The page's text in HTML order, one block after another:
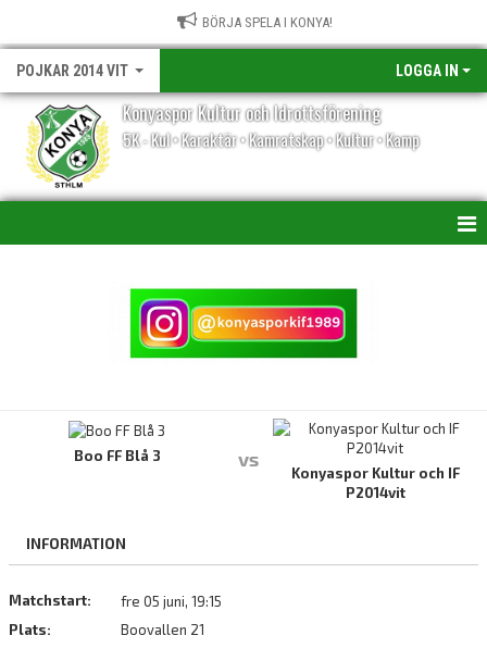
BÖRJA SPELA I KONYA!
POJKAR 2014 VIT LOGGA IN
Konyaspor Kultur och Idrottsförening
5K - Kul • Karaktär • Kamratskap • Kultur • Kamp
DOKUMENT
KONTAKT
Boo FF Blå 3 vs
Konyaspor Kultur och IF
P2014vit
INFORMATION
Matchstart:
fre 05 juni, 19:15
Plats:
Boovallen 21